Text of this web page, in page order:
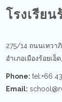
โรงเรีย
275/14 ถนนเทวา
อำเภอเมืองร้อยเอ็
Phone: tel:+66
Email: